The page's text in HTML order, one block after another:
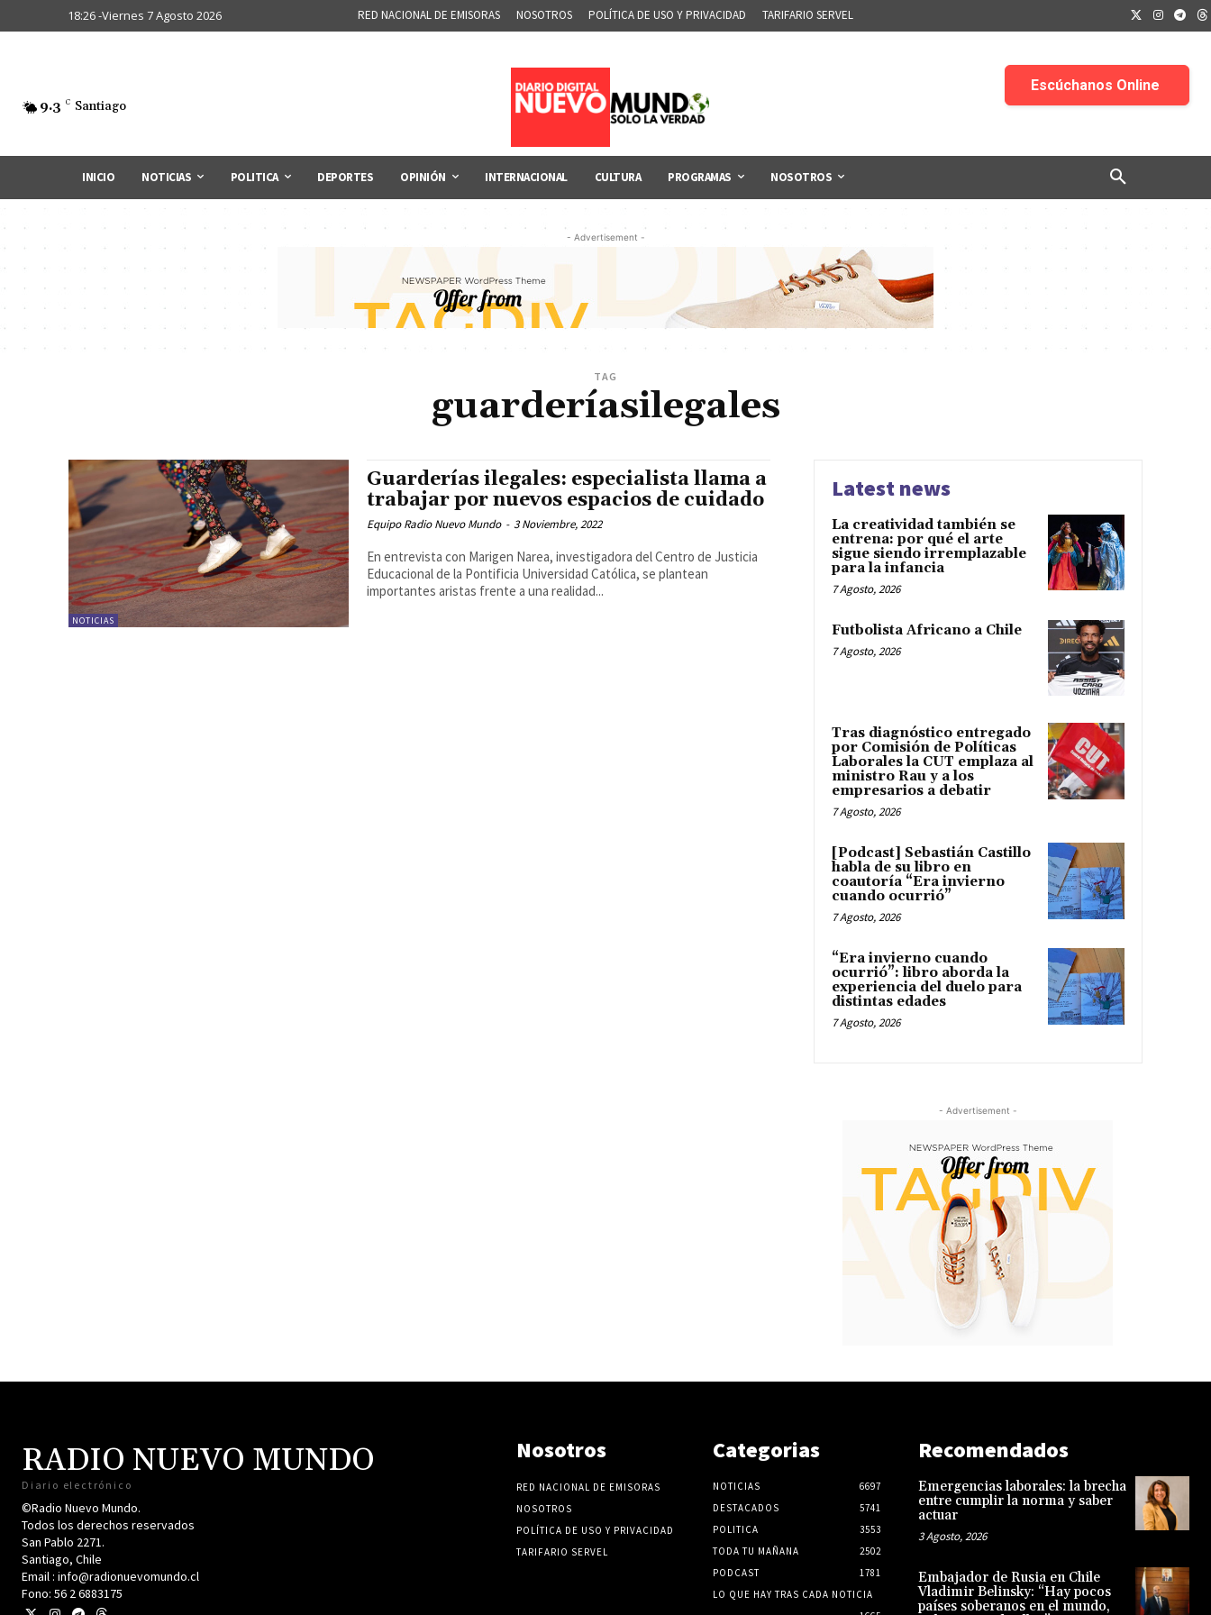
18:26 -Viernes 7 Agosto 2026 RED NACIONAL DE EMISORAS NOSOTROS POLÍTICA DE USO Y PRIVACIDAD TARIFARIO SERVEL
9.3 C Santiago
INICIO NOTICIAS POLITICA DEPORTES OPINIÓN INTERNACIONAL CULTURA PROGRAMAS NOSOTROS
- Advertisement -
TAG
guarderíasilegales
NOTICIAS
Guarderías ilegales: especialista llama a
trabajar por nuevos espacios de cuidado
Equipo Radio Nuevo Mundo - 3 Noviembre, 2022
En entrevista con Marigen Narea, investigadora del Centro de Justicia
Educacional de la Pontificia Universidad Católica, se plantean
importantes aristas frente a una realidad...
Latest news
La creatividad también se
entrena: por qué el arte
sigue siendo irremplazable
para la infancia
7 Agosto, 2026
Futbolista Africano a Chile
7 Agosto, 2026
Tras diagnóstico entregado
por Comisión de Políticas
Laborales la CUT emplaza al
ministro Rau y a los
empresarios a debatir
7 Agosto, 2026
[Podcast] Sebastián Castillo
habla de su libro en
coautoría “Era invierno
cuando ocurrió”
7 Agosto, 2026
“Era invierno cuando
ocurrió”: libro aborda la
experiencia del duelo para
distintas edades
7 Agosto, 2026
- Advertisement -
RADIO NUEVO MUNDO
Diario electrónico
©Radio Nuevo Mundo.
Todos los derechos reservados
San Pablo 2271.
Santiago, Chile
Email : info@radionuevomundo.cl
Fono: 56 2 6883175
Nosotros
RED NACIONAL DE EMISORAS
NOSOTROS
POLÍTICA DE USO Y PRIVACIDAD
TARIFARIO SERVEL
Categorias
NOTICIAS
6697
DESTACADOS
5741
POLITICA
3553
TODA TU MAÑANA
2502
PODCAST
1781
LO QUE HAY TRAS CADA NOTICIA
Recomendados
Emergencias laborales: la brecha
entre cumplir la norma y saber
actuar
3 Agosto, 2026
Embajador de Rusia en Chile
Vladimir Belinsky: “Hay pocos
países soberanos en el mundo,